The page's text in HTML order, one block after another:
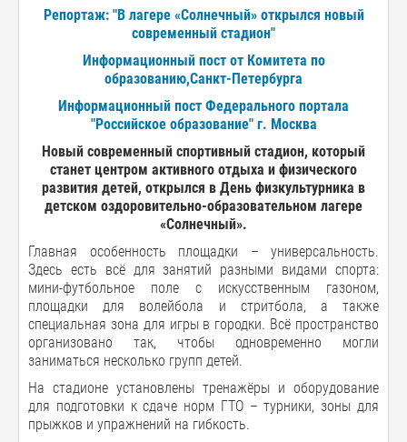
Репортаж: "В лагере «Солнечный» открылся новый
современный стадион"
Информационный пост от Комитета по
образованию,Санкт-Петербурга
Информационный пост Федерального портала
"Российское образование" г. Москва
Новый современный спортивный стадион, который
станет центром активного отдыха и физического
развития детей, открылся в День физкультурника в
детском оздоровительно-образовательном лагере
«Солнечный».
Главная особенность площадки – универсальность.
Здесь есть всё для занятий разными видами спорта:
мини-футбольное поле с искусственным газоном,
площадки для волейбола и стритбола, а также
специальная зона для игры в городки. Всё пространство
организовано так, чтобы одновременно могли
заниматься несколько групп детей.
На стадионе установлены тренажёры и оборудование
для подготовки к сдаче норм ГТО – турники, зоны для
прыжков и упражнений на гибкость.